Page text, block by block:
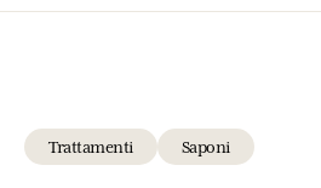
Trattamenti Saponi